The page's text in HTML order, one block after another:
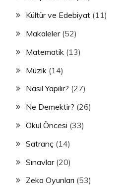
Kültür ve Edebiyat (11)
Makaleler(52)
Matematik (13)
Müzik (14)
Nasıl Yapılır? (27)
Ne Demektir? (26)
Okul Öncesi (33)
Satranç (14)
Sınavlar(20)
Zeka Oyunları (53)